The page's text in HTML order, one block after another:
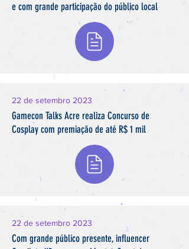
e com grande participação do público local
22 de setembro 2023
Gamecon Talks Acre realiza Concurso de
Cosplay com premiação de até R$ 1 mil
22 de setembro 2023
Com grande público presente, influencer